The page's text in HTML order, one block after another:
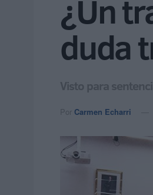
¿Un
duda
Visto para
Por Carmen Echarri